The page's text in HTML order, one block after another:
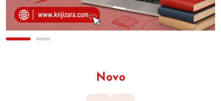
Novo